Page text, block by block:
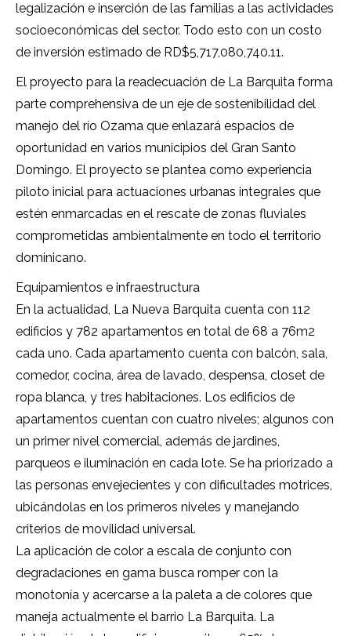
legalización e inserción de las familias a las actividades
socioeconómicas del sector. Todo esto con un costo
de inversión estimado de RD$5,717,080,740.11.
El proyecto para la readecuación de La Barquita forma
parte comprehensiva de un eje de sostenibilidad del
manejo del río Ozama que enlazará espacios de
oportunidad en varios municipios del Gran Santo
Domingo. El proyecto se plantea como experiencia
piloto inicial para actuaciones urbanas integrales que
estén enmarcadas en el rescate de zonas fluviales
comprometidas ambientalmente en todo el territorio
dominicano.
Equipamientos e infraestructura
En la actualidad, La Nueva Barquita cuenta con 112
edificios y 782 apartamentos en total de 68 a 76m2
cada uno. Cada apartamento cuenta con balcón, sala,
comedor, cocina, área de lavado, despensa, closet de
ropa blanca, y tres habitaciones. Los edificios de
apartamentos cuentan con cuatro niveles; algunos con
un primer nivel comercial, además de jardines,
parqueos e iluminación en cada lote. Se ha priorizado a
las personas envejecientes y con dificultades motrices,
ubicándolas en los primeros niveles y manejando
criterios de movilidad universal.
La aplicación de color a escala de conjunto con
degradaciones en gama busca romper con la
monotonía y acercarse a la paleta a de colores que
maneja actualmente el barrio La Barquita. La